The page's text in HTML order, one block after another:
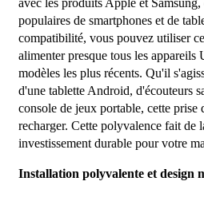
avec les produits Apple et
populaires de smartphones et de
compatibilité, vous pouvez utiliser
alimenter presque tous les appareils
modèles les plus récents. Qu'il
d'une tablette Android, d'écouteurs
console de jeux portable, cette prise
recharger. Cette polyvalence fait de
investissement durable pour votre
Installation polyvalente et design